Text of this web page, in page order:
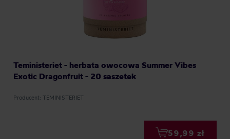
Teministeriet - herbata owocowa Summer Vibes
Exotic Dragonfruit - 20 saszetek
Producent: TEMINISTERIET
59,99 zł